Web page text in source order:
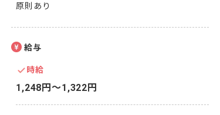
原則あり
給与
時給
1,248円〜1,322円